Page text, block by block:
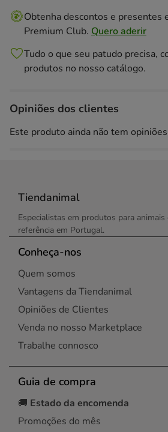
Obtenha descontos e presentes
Premium Club. Quero aderir
Tudo o que seu patudo precisa,
produtos no nosso catálogo.
Opiniões dos clientes
Este produto ainda não tem
Tiendanimal
Especialistas em produtos para
referência em Portugal.
Conheça-nos
Quem somos
Vantagens da Tiendanimal
Opiniões de Clientes
Venda no nosso Marketplace
Trabalhe connosco
Guia de compra
🚚 Estado da encomenda
Promoções do mês